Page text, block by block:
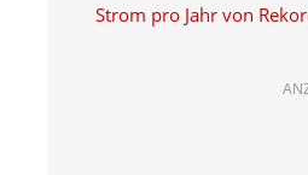
Strom pro Jahr von